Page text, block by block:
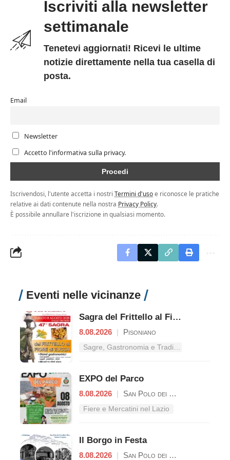
Iscriviti alla newsletter
settimanale
Tenetevi aggiornati! Ricevi le ultime
notizie direttamente nella tua casella di
posta.
Email
Newsletter
Accetto l'informativa sulla privacy.
Iscrivendosi, l'utente accetta i nostri Termini d'usoe riconosce le pratiche
relative ai dati contenute nella nostra Privacy Policy.
È possibile annullare l'iscrizione in qualsiasi momento.
Eventi nelle vicinanze
Sagra del Frittello al Fiore di Zucca
8.08.2026 | Pisoniano
EXPO del Parco
8.08.2026 | San Polo dei Cavalieri
Fiere e Mercatini nel Lazio
Il Borgo in Festa
8.08.2026 | San Polo dei Cavalieri